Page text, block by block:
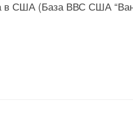
в США (База ВВС США